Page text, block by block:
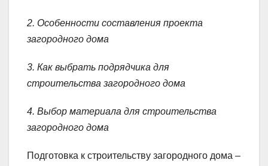
2. Особенности составления проекта
загородного дома
3. Как выбрать подрядчика для
строительства загородного дома
4. Выбор материала для строительства
загородного дома
Подготовка к строительству загородного дома –